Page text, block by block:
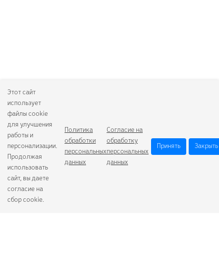
Этот сайт
использует
файлы cookie
для улучшения
работы и
персонализации.
Продолжая
использовать
сайт, вы даете
согласие на
сбор cookie.
Политика
обработки
персональных
данных
Согласие на
обработку
персональных
данных
Принять Закрыть